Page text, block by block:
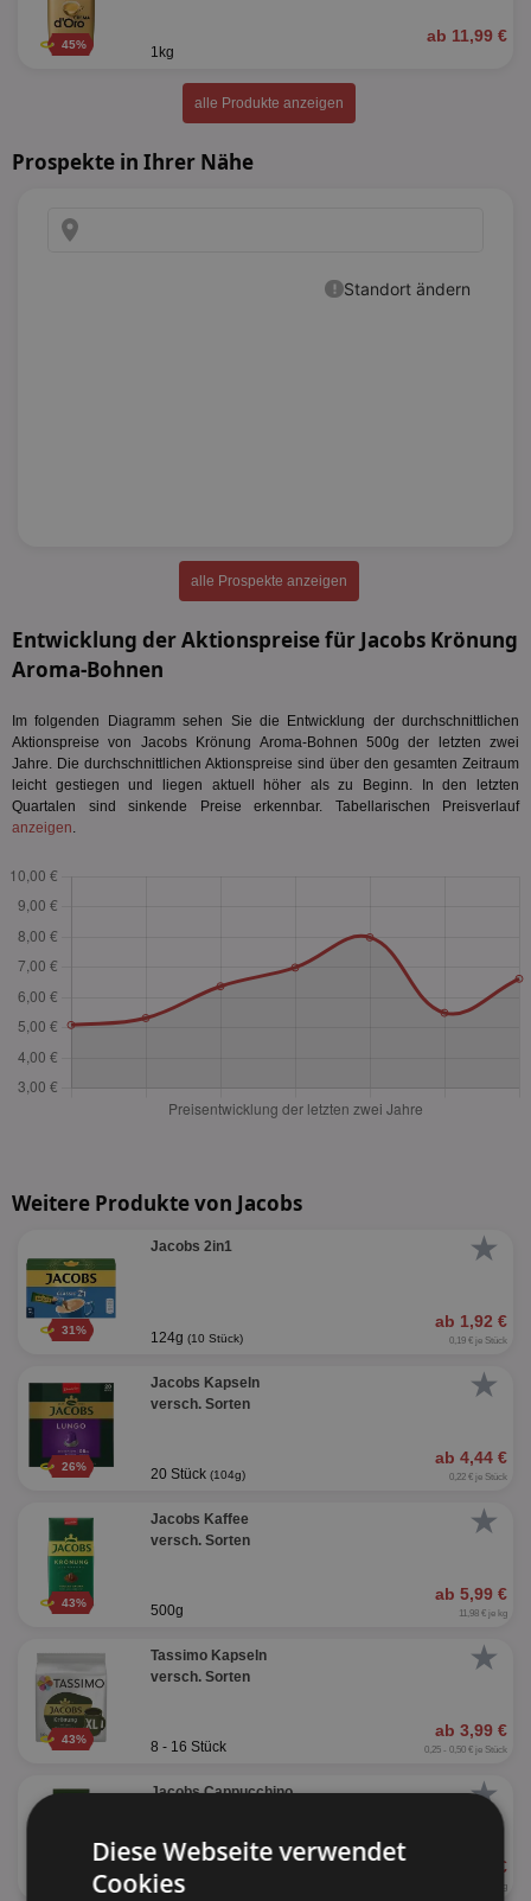
45% ab 11,99 €
1kg
alle Produkte anzeigen
Prospekte in Ihrer Nähe
alle Prospekte anzeigen
Entwicklung der Aktionspreise für Jacobs Krönung
Aroma-Bohnen
Im folgenden Diagramm sehen Sie die Entwicklung der durchschnittlichen
Aktionspreise von Jacobs Krönung Aroma-Bohnen 500g der letzten zwei
Jahre. Die durchschnittlichen Aktionspreise sind über den gesamten Zeitraum
leicht gestiegen und liegen aktuell höher als zu Beginn. In den letzten
Quartalen sind sinkende Preise erkennbar. Tabellarischen Preisverlauf
anzeigen.
Weitere Produkte von Jacobs
★
31%
Jacobs 2in1
ab 1,92 €
124g (10 Stück) 0,19 € je Stück
★
26%
Jacobs Kapseln
versch. Sorten
ab 4,44 €
20 Stück (104g) 0,22 € je Stück
★
43%
Jacobs Kaffee
versch. Sorten
ab 5,99 €
500g 11,98 € je kg
★
43%
Tassimo Kapseln
versch. Sorten
ab 3,99 €
8 - 16 Stück 0,25 - 0,50 € je Stück
★
Jacobs Cappucchino
ab 2,99 €
400 - 500g 5,98 - 7,48 € je kg
Diese Webseite verwendet
Cookies